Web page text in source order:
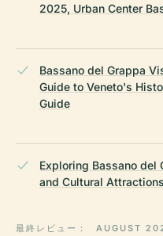
2025, Urban Center
Bassano del Grappa
Guide to Veneto's
Guide
Exploring Bassano del
and Cultural
最終レビュー： AUGUST